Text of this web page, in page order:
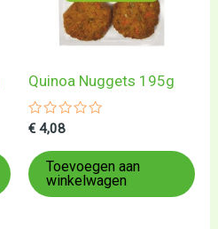
Quinoa Nuggets 195g
Gewaardeerd
uit
5
€ 4,08
Toevoegen aan
winkelwagen